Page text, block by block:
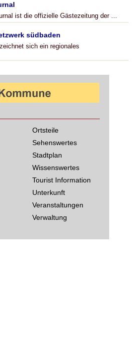
ist die offizielle Gästezeitung der ...
südbaden
sich ein regionales
Ortsteile
Sehenswertes
Stadtplan
Wissenswertes
Tourist Information
Unterkunft
Veranstaltungen
Verwaltung